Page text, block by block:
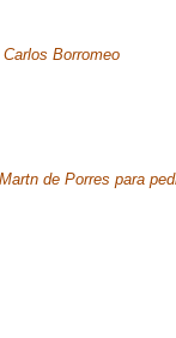
Borromeo
de Porres para